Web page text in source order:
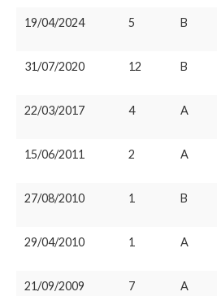
19/04/2024 5 B
31/07/2020 12 B
22/03/2017 4 A
15/06/2011 2 A
27/08/2010 1 B
29/04/2010 1 A
21/09/2009 7 A